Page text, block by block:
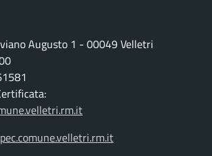
Augusto 1 - 00049 Velletri